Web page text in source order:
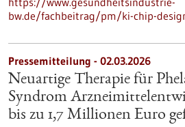
bw.de/fachbeitrag/pm/ki-chip-
Pressemitteilung - 02.03.2026
Neuartige Therapie für
Syndrom
bis zu 1,7 Millionen Euro